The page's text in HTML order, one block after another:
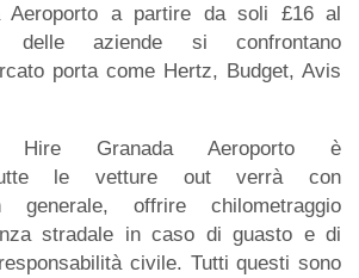
Aeroporto a partire da soli £16 al
delle aziende si confrontano
porta come Hertz, Budget, Avis
Hire Granada Aeroporto è
le vetture out verrà con
generale, offrire chilometraggio
stradale in caso di guasto e di
civile. Tutti questi sono